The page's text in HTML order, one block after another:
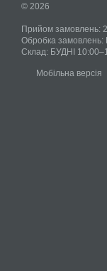
© 2026
Прийом замовлень:
Обробка замовлень:
Склад: БУДНІ
Мобільна версія